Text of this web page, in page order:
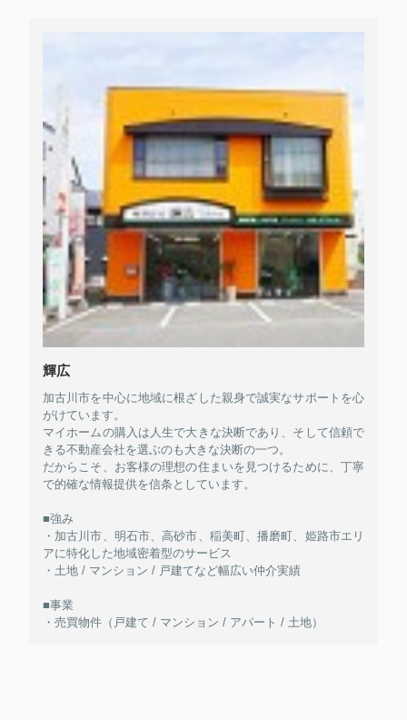
輝広
加古川市を中心に地域に根ざした親身で誠実なサポートを心
がけています。
マイホームの購入は人生で大きな決断であり、そして信頼で
きる不動産会社を選ぶのも大きな決断の一つ。
だからこそ、お客様の理想の住まいを見つけるために、丁寧
で的確な情報提供を信条としています。
■強み
・加古川市、明石市、高砂市、稲美町、播磨町、姫路市エリ
アに特化した地域密着型のサービス
・土地 / マンション / 戸建てなど幅広い仲介実績
■事業
・売買物件（戸建て / マンション / アパート / 土地）